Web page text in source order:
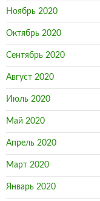
Ноябрь 2020
Октябрь 2020
Сентябрь 2020
Август 2020
Июль 2020
Май 2020
Апрель 2020
Март 2020
Январь 2020